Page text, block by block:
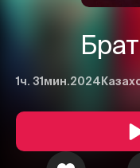
1ч. 31мин.2024